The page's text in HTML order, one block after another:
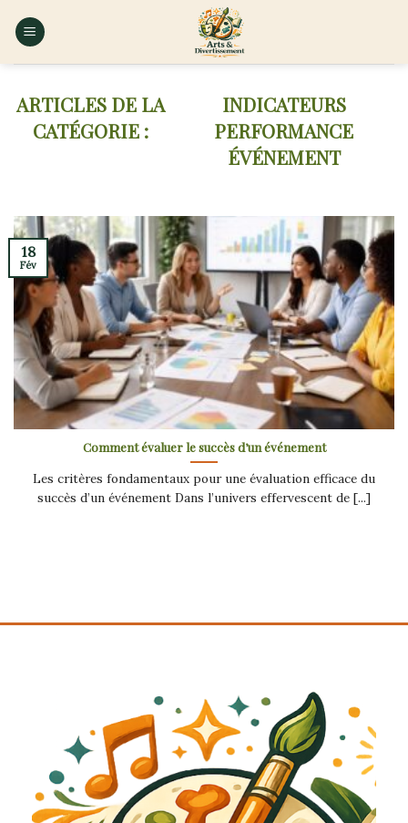
INDICATEURS
PERFORMANCE
ÉVÉNEMENT
Comment évaluer le succès d’un événement
Les critères fondamentaux pour une évaluation efficace du
succès d’un événement Dans l’univers effervescent de [...]
18
Fév